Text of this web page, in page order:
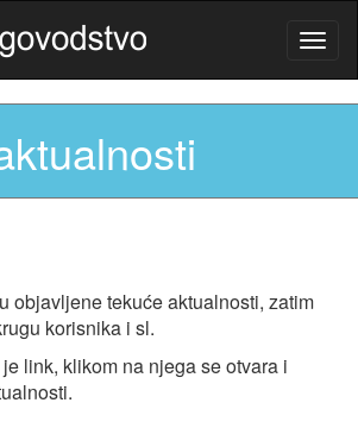
objavljene tekuće aktualnosti, zatim
korisnika i sl.
link, klikom na njega se otvara i